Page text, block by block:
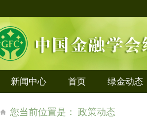
新闻中心 首页 绿金动态
您当前位置是： 政策动态